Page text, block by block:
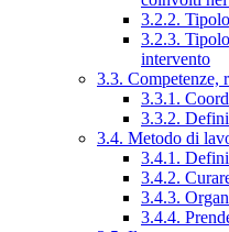
3.2.2.
3.2.3.
intervento
3.3. Competenze,
3.3.1.
3.3.2.
3.4. Metodo di
3.4.1.
3.4.2.
3.4.3.
3.4.4.